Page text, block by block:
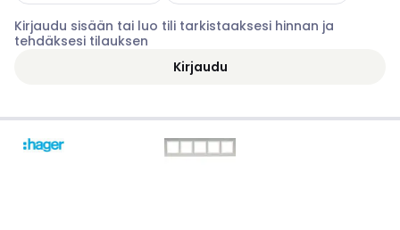
Kirjaudu sisään tai luo tili tarkistaaksesi hinnan ja
tehdäksesi tilauksen
Kirjaudu